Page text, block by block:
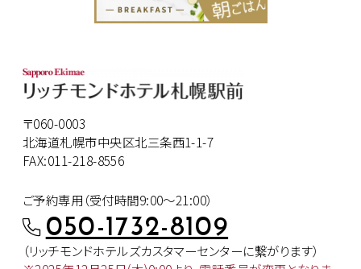
〒060-0003
北海道札幌市中央区北三条西1-1-7
FAX:011-218-8556
ご予約専用（受付時間9:00～21:00）
050-1732-8109
（リッチモンドホテルズカスタマーセンターに繋がります）